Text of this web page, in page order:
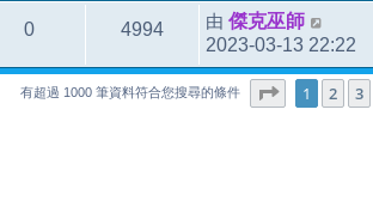
0 4994 由 傑克巫師
2023-03-13 22:22
有超過 1000 筆資料符合您搜尋的條件 1 頁 (共
1 2 3